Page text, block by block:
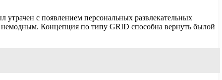
с появлением персональных развлекательных
немодным. Концепция по типу GRID способна вернуть былой